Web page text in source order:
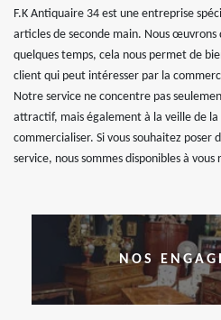
F.K Antiquaire 34 est une entreprise
articles de seconde main. Nous œuvrons
quelques temps, cela nous permet de
client qui peut intéresser par la
Notre service ne concentre pas
attractif, mais également à la veille de
commercialiser. Si vous souhaitez poser
service, nous sommes disponibles à
NOS